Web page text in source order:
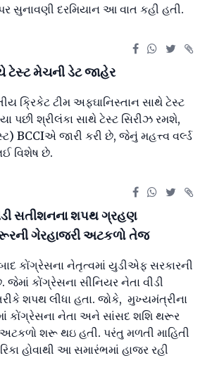
સુનાવણી દરમિયાન આ વાત કહી હતી.
ટેસ્ટ મેચની ડેટ જાહેર
ક્રિકેટ ટીમ અફઘાનિસ્તાન સાથે ટેસ્ટ
પછી શ્રીલંકા સાથે ટેસ્ટ સિરીઝ રમશે,
BCCIએ જારી કરી છે, જેનું મહત્ત્વ વર્લ્ડ
વિશેષ છે.
સતીશનના શપથ ગ્રહણ
ગેરહાજરી અટકળો તેજ
કોંગ્રેસના નેતૃત્વમાં યુડીએફ સરકારની
જેમાં કોંગ્રેસના સીનિયર નેતા વીડી
શપથ લીધા હતા. જોકે, મુખ્યમંત્રીના
કોંગ્રેસના નેતા અને સાંસદ શશિ થરૂર
શરૂ થઇ હતી. પરંતુ મળતી માહિતી
હોવાથી આ સમારંભમાં હાજર રહી